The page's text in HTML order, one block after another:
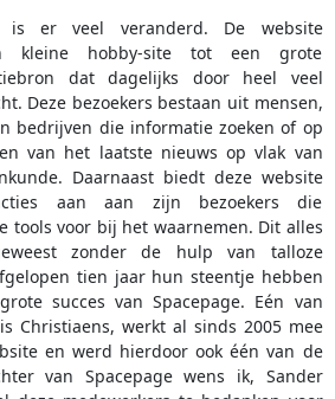
is er veel veranderd. De website
kleine hobby-site tot een grote
dat dagelijks door heel veel
Deze bezoekers bestaan uit mensen,
bedrijven die informatie zoeken of op
van het laatste nieuws op vlak van
Daarnaast biedt deze website
aan aan zijn bezoekers die
tools voor bij het waarnemen. Dit alles
zonder de hulp van talloze
tien jaar hun steentje hebben
succes van Spacepage. Eén van
Christiaens, werkt al sinds 2005 mee
en werd hierdoor ook één van de
van Spacepage wens ik, Sander